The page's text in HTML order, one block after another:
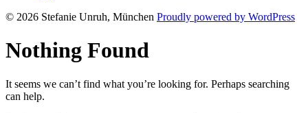
© 2026 Stefanie Unruh, München Proudly powered by WordPress
Nothing Found
It seems we can’t find what you’re looking for. Perhaps searching
can help.